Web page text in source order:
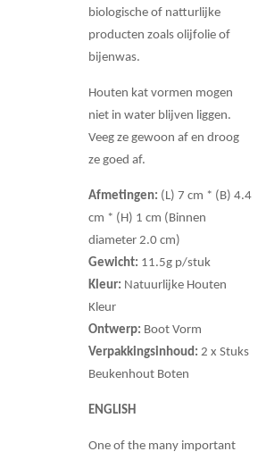
biologische of natturlijke
producten zoals olijfolie of
bijenwas.
Houten kat vormen mogen
niet in water blijven liggen.
Veeg ze gewoon af en droog
ze goed af.
Afmetingen: (L) 7 cm * (B) 4.4
cm * (H) 1 cm (Binnen
diameter 2.0 cm)
Gewicht: 11.5g p/stuk
Kleur: Natuurlijke Houten
Kleur
Ontwerp: Boot Vorm
Verpakkingsinhoud: 2 x Stuks
Beukenhout Boten
ENGLISH
One of the many important